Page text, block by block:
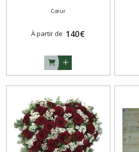
Cœur
À partir de 140€